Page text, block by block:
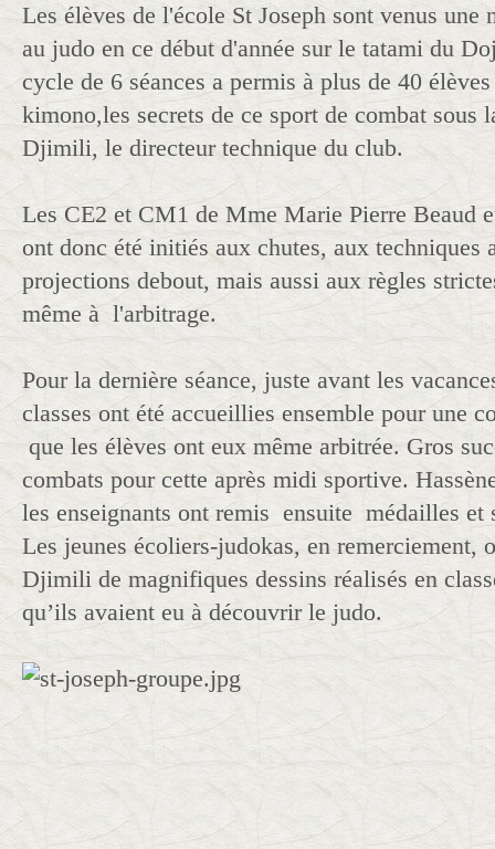
Les élèves de l'école St Joseph sont venus une
au judo en ce début d'année sur le tatami du
cycle de 6 séances a permis à plus de 40
kimono,les secrets de ce sport de combat sous
Djimili, le directeur technique du club.
Les CE2 et CM1 de Mme Marie Pierre Beaud
ont donc été initiés aux chutes, aux techniques
projections debout, mais aussi aux règles
même à l'arbitrage.
Pour la dernière séance, juste avant les
classes ont été accueillies ensemble pour une
que les élèves ont eux même arbitrée. Gros
combats pour cette après midi sportive.
les enseignants ont remis ensuite médailles et
Les jeunes écoliers-judokas, en remerciement,
Djimili de magnifiques dessins réalisés en
qu’ils avaient eu à découvrir le judo.